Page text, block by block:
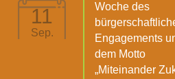
11
Sep.
Woche des
Engagements
dem Motto
„Miteinander